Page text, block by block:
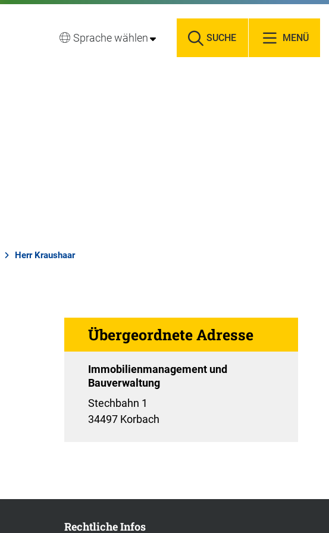
Sprache wählen SUCHE MENÜ
Herr Kraushaar
Übergeordnete Adresse
Immobilienmanagement und
Bauverwaltung
Stechbahn 1
34497 Korbach
Rechtliche Infos